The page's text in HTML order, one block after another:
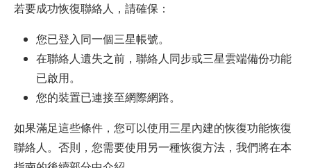
若要成功恢復聯絡人，請確保：
您已登入同一個三星帳號。
在聯絡人遺失之前，聯絡人同步或三星雲端備份功能
已啟用。
您的裝置已連接至網際網路。
如果滿足這些條件，您可以使用三星內建的恢復功能恢復
聯絡人。否則，您需要使用另一種恢復方法，我們將在本